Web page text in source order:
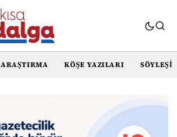
ARAŞTIRMA KÖŞE YAZILARI SÖYLEŞI